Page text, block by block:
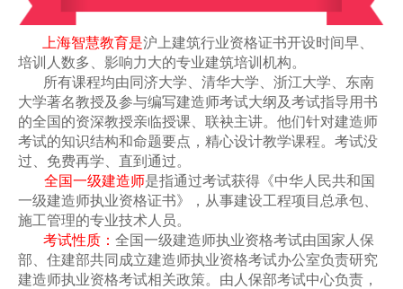
上海智慧教育是沪上建筑行业资格证书开设时间早、
培训人数多、影响力大的专业建筑培训机构。
所有课程均由同济大学、清华大学、浙江大学、东南
大学著名教授及参与编写建造师考试大纲及考试指导用书
的全国的资深教授亲临授课、 联袂主讲。 他们针对建造师
考试的知识结构和命题要点，精心设计教学课程。 考试没
过、免费再学、直到通过。
全国一级建造师是指通过考试获得《中华人民共和国
一级建造师执业资格证书》，从事建设工程项目总承包、
施工管理的专业技术人员。
考试性质： 全国一级建造师执业资格考试由国家人保
部、住建部共同成立建造师执业资格考试办公室负责研究
建造师执业资格考试相关政策。由人保部考试中心负责，